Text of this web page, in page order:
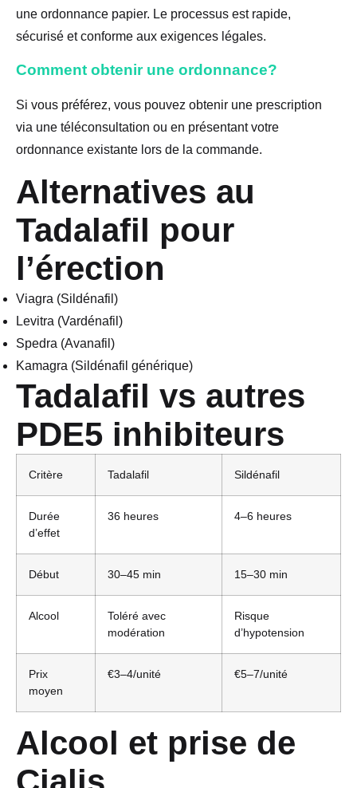
une ordonnance papier. Le processus est rapide,
sécurisé et conforme aux exigences légales.
Comment obtenir une ordonnance?
Si vous préférez, vous pouvez obtenir une prescription
via une téléconsultation ou en présentant votre
ordonnance existante lors de la commande.
Alternatives au
Tadalafil pour
l’érection
Viagra (Sildénafil)
Levitra (Vardénafil)
Spedra (Avanafil)
Kamagra (Sildénafil générique)
Tadalafil vs autres
PDE5 inhibiteurs
Critère Tadalafil Sildénafil
Durée
d’effet
36 heures 4–6 heures
Début 30–45 min 15–30 min
Alcool
Toléré avec
modération
Risque
d’hypotension
Prix
moyen
€3–4/unité €5–7/unité
Alcool et prise de